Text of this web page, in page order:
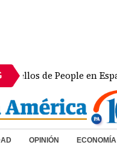
de People en Español
OPINIÓN ECONOMÍA